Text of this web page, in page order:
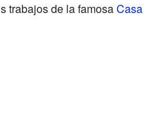
trabajos de la famosaCasa